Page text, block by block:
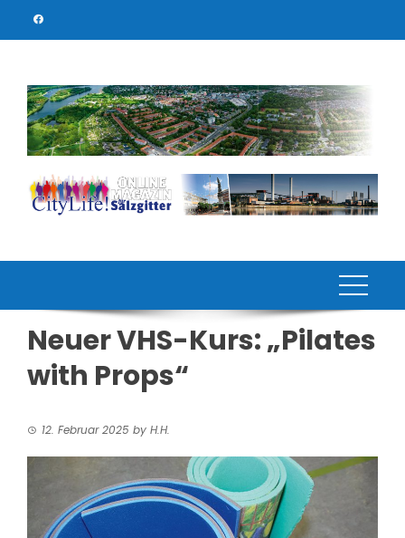
Neuer VHS-Kurs: „Pilates
with Props“
12. Februar 2025 by H.H.